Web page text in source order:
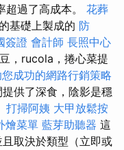
過了高成本。 花葬
基礎上製成的 防
簽證 會計師 長照中心
，rucola，捲心菜提
成功的網路行銷策略
供了深食，陰影是穩
打掃阿姨 大甲放鬆按
燴菜單 藍芽助聽器 這
取決於類型（立即或